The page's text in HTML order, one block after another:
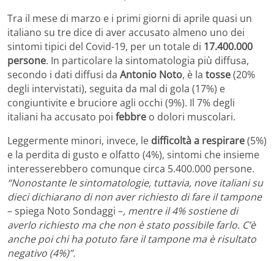
Tra il mese di marzo e i primi giorni di aprile quasi un
italiano su tre dice di aver accusato almeno uno dei
sintomi tipici del Covid-19, per un totale di 17.400.000
persone. In particolare la sintomatologia più diffusa,
secondo i dati diffusi da Antonio Noto, è la tosse(20%
degli intervistati), seguita da mal di gola (17%) e
congiuntivite e bruciore agli occhi (9%). Il 7% degli
italiani ha accusato poi febbre o dolori muscolari.
Leggermente minori, invece, le difficoltà a respirare(5%)
e la perdita di gusto e olfatto (4%), sintomi che insieme
interesserebbero comunque circa 5.400.000 persone.
“Nonostante le sintomatologie, tuttavia, nove italiani su
dieci dichiarano di non aver richiesto di fare il tampone
– spiega Noto Sondaggi –, mentre il 4% sostiene di
averlo richiesto ma che non è stato possibile farlo. C’è
anche poi chi ha potuto fare il tampone ma è risultato
negativo (4%)”.